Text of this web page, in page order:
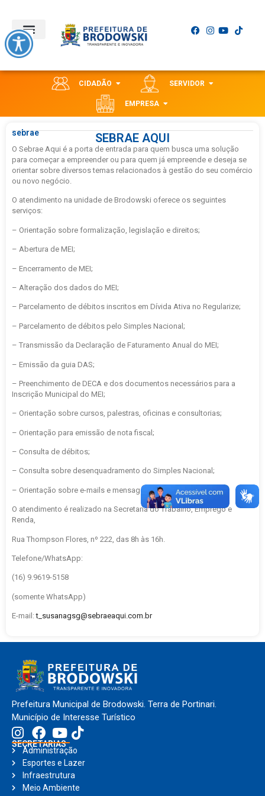
CIDADÃO SERVIDOR
EMPRESA
sebrae SEBRAE AQUI
O Sebrae Aqui é a porta de entrada para quem busca uma solução
para começar a empreender ou para quem já empreende e deseja se
orientar sobre diversos temas relacionados à gestão do seu comércio
ou novo negócio.
O atendimento na unidade de Brodowski oferece os seguintes
serviços:
– Orientação sobre formalização, legislação e direitos;
– Abertura de MEI;
– Encerramento de MEI;
– Alteração dos dados do MEI;
– Parcelamento de débitos inscritos em Dívida Ativa no Regularize;
– Parcelamento de débitos pelo Simples Nacional;
– Transmissão da Declaração de Faturamento Anual do MEI;
– Emissão da guia DAS;
– Preenchimento de DECA e dos documentos necessários para a
Inscrição Municipal do MEI;
– Orientação sobre cursos, palestras, oficinas e consultorias;
– Orientação para emissão de nota fiscal;
– Consulta de débitos;
– Consulta sobre desenquadramento do Simples Nacional;
– Orientação sobre e-mails e mensagens fraudulentas.
O atendimento é realizado na Secretaria do Trabalho, Emprego e
Renda,
Rua Thompson Flores, nº 222, das 8h às 16h.
Telefone/WhatsApp:
(16) 9.9619-5158
(somente WhatsApp)
E-mail:t_susanagsg@sebraeaqui.com.br
Prefeitura Municipal de Brodowski. Terra de Portinari.
Município de Interesse Turístico
SECRETARIAS
Administração
Esportes e Lazer
Infraestrutura
Meio Ambiente